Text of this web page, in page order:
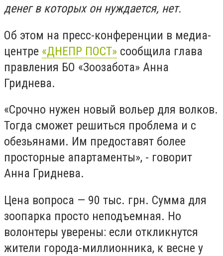
денег в которых он нуждается, нет.
Об этом на пресс-конференции в медиа-
центре «ДНЕПР ПОСТ» сообщила глава
правления БО «Зоозабота» Анна
Гриднева.
«Срочно нужен новый вольер для волков.
Тогда сможет решиться проблема и с
обезьянами. Им предоставят более
просторные апартаменты», - говорит
Анна Гриднева.
Цена вопроса — 90 тыс. грн. Сумма для
зоопарка просто неподъемная. Но
волонтеры уверены: если откликнутся
жители города-миллионника, к весне у